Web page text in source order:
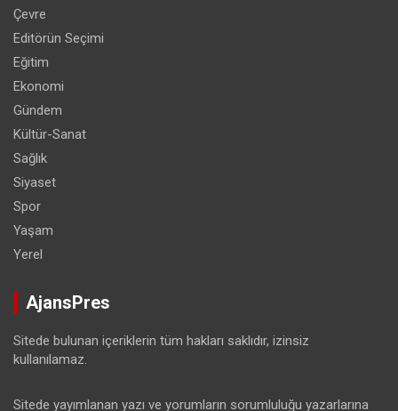
Çevre
Editörün Seçimi
Eğitim
Ekonomi
Gündem
Kültür-Sanat
Sağlık
Siyaset
Spor
Yaşam
Yerel
AjansPres
Sitede bulunan içeriklerin tüm hakları saklıdır, izinsiz
kullanılamaz.
Sitede yayımlanan yazı ve yorumların sorumluluğu yazarlarına